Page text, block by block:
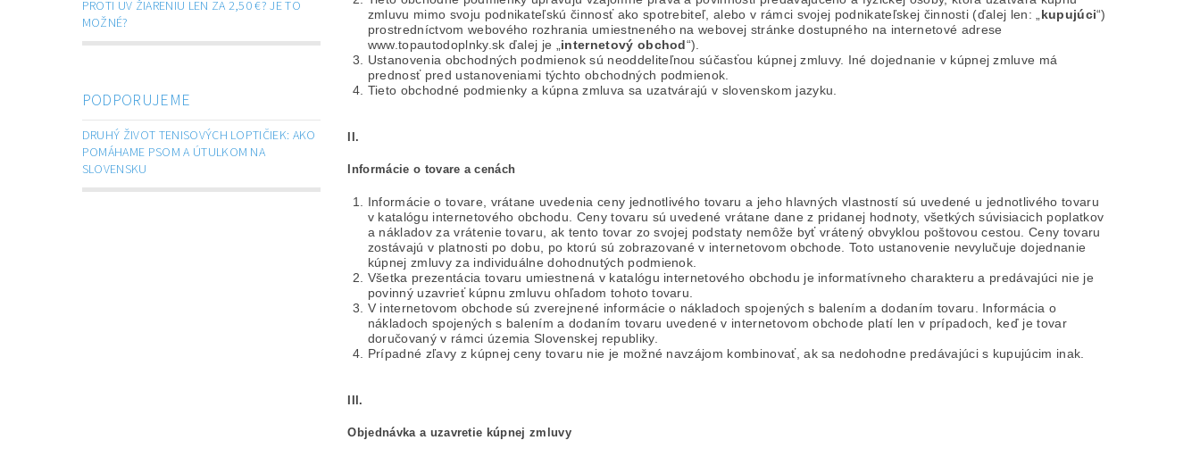
PROTI UV ŽIARENIU LEN ZA 2,50 €? JE TO
MOŽNÉ?
PODPORUJEME
DRUHÝ ŽIVOT TENISOVÝCH LOPTIČIEK: AKO
POMÁHAME PSOM A ÚTULKOM NA
SLOVENSKU
zmluvu mimo svoju podnikateľskú činnosť ako spotrebiteľ, alebo v rámci svojej podnikateľskej činnosti (ďalej len: „ kupujúci“)
prostredníctvom webového rozhrania umiestneného na webovej stránke dostupného na internetové adrese
www.topautodoplnky.sk ďalej je „ internetový obchod“).
Ustanovenia obchodných podmienok sú neoddeliteľnou súčasťou kúpnej zmluvy. Iné dojednanie v kúpnej zmluve má
prednosť pred ustanoveniami týchto obchodných podmienok.
Tieto obchodné podmienky a kúpna zmluva sa uzatvárajú v slovenskom jazyku.
II.
Informácie o tovare a cenách
Informácie o tovare, vrátane uvedenia ceny jednotlivého tovaru a jeho hlavných vlastností sú uvedené u jednotlivého tovaru
v katalógu internetového obchodu. Ceny tovaru sú uvedené vrátane dane z pridanej hodnoty, všetkých súvisiacich poplatkov
a nákladov za vrátenie tovaru, ak tento tovar zo svojej podstaty nemôže byť vrátený obvyklou poštovou cestou. Ceny tovaru
zostávajú v platnosti po dobu, po ktorú sú zobrazované v internetovom obchode. Toto ustanovenie nevylučuje dojednanie
kúpnej zmluvy za individuálne dohodnutých podmienok.
Všetka prezentácia tovaru umiestnená v katalógu internetového obchodu je informatívneho charakteru a predávajúci nie je
povinný uzavrieť kúpnu zmluvu ohľadom tohoto tovaru.
V internetovom obchode sú zverejnené informácie o nákladoch spojených s balením a dodaním tovaru. Informácia o
nákladoch spojených s balením a dodaním tovaru uvedené v internetovom obchode platí len v prípadoch, keď je tovar
doručovaný v rámci územia Slovenskej republiky.
Prípadné zľavy z kúpnej ceny tovaru nie je možné navzájom kombinovať, ak sa nedohodne predávajúci s kupujúcim inak.
III.
Objednávka a uzavretie kúpnej zmluvy